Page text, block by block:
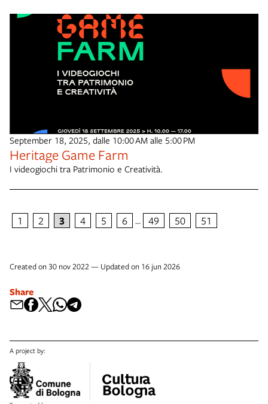
Share
September 18, 2025, dalle 10:00 AM alle 5:00 PM
Heritage Game Farm
I videogiochi tra Patrimonio e Creatività.
1 2 3 4 5 6 … 49 50 51
Created on 30 nov 2022 — Updated on 16 jun 2026
A project by: